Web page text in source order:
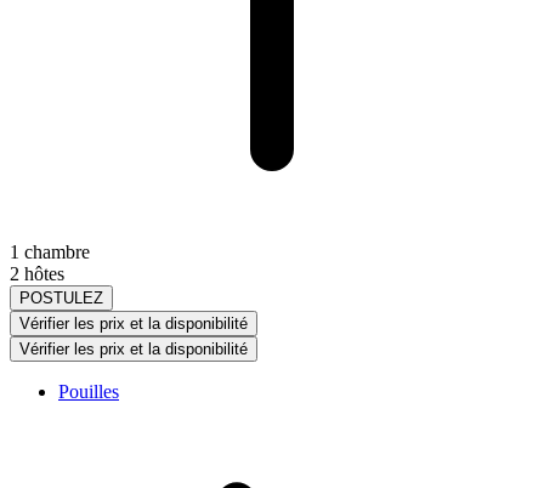
1 chambre
2 hôtes
POSTULEZ
Vérifier les prix et la disponibilité
Vérifier les prix et la disponibilité
Pouilles